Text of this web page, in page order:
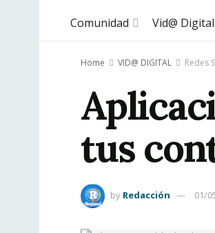
Comunidad Vid@ Digital
Home VID@ DIGITAL Redes
tus
by Redacción 01/